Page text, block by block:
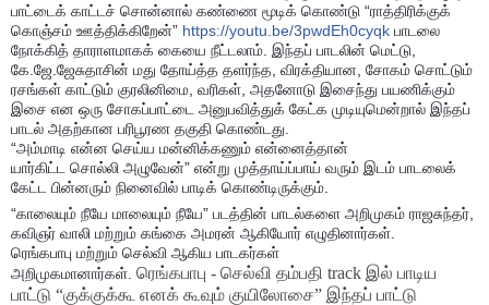
பாட்டைக் காட்டச் சொன்னால் கண்ணை மூடிக் கொண்டு “ராத்திரிக்குக்
கொஞ்சம் ஊத்திக்கிறேன்” https://youtu.be/3pwdEh0cyqk பாடலை
நோக்கித் தாராளமாகக் கையை நீட்டலாம். இந்தப் பாடலின் மெட்டு,
கே.ஜே.ஜேசுதாசின் மது தோய்த்த தளர்ந்த, விரக்தியான, சோகம் சொட்டும்
ரசங்கள் காட்டும் குரலினிமை, வரிகள், அதனோடு இசைந்து பயணிக்கும்
இசை என ஒரு சோகப்பாட்டை அனுபவித்துக் கேட்க முடியுமென்றால் இந்தப்
பாடல் அதற்கான பரிபூரண தகுதி கொண்டது.
“அம்மாடி என்ன செய்ய மன்னிக்கணும் என்னைத்தான்
யார்கிட்ட சொல்லி அழுவேன்” என்று முத்தாய்ப்பாய் வரும் இடம் பாடலைக்
கேட்ட பின்னரும் நினைவில் பாடிக் கொண்டிருக்கும்.
“காலையும் நீயே மாலையும் நீயே” படத்தின் பாடல்களை அறிமுகம் ராஜசுந்தர்,
கவிஞர் வாலி மற்றும் கங்கை அமரன் ஆகியோர் எழுதினார்கள்.
ரெங்கபாபு மற்றும் செல்வி ஆகிய பாடகர்கள்
அறிமுகமானார்கள். ரெங்கபாபு - செல்வி தம்பதி track இல் பாடிய
பாட்டு “குக்குக்கூ எனக் கூவும் குயிலோசை” இந்தப் பாட்டு